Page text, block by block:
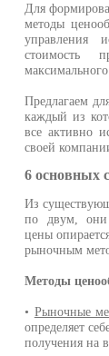
Для
методы
управления
стоимость
Предлагаем
каждый из
все активно
своей
6 основных
Из
по двум, они
цены
рыночным
Методы
• Рыночные
определяет
получения на